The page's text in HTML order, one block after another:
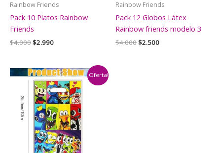
Rainbow Friends
Pack 10 Platos Rainbow
Friends
$4.000El
era:
$4.000.
$2.990El
es:
$2.990.
Rainbow Friends
Pack 12 Globos Látex
Rainbow friends modelo 3
$4.000El
$2.500El
¡Oferta!